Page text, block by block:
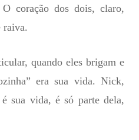
coração dos dois, claro,
raiva.
quando eles brigam e
era sua vida. Nick,
sua vida, é só parte dela,